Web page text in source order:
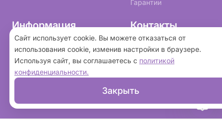
Гарантии
Информация
Политика конфиденциальности
Пользовательское соглашение
Контакты
+7 (993) 599-20-73
studia6a@yandex.ru
2026 ©«Студия флористики Светланы
Пересыпко»
цветов в Одинцово. Сайт создан на платформе
Флория.
Сайт использует cookie. Вы можете отказаться от
использования cookie, изменив настройки в браузере.
Используя сайт, вы соглашаетесь с политикой
конфиденциальности.
Закрыть